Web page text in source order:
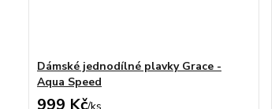
Dámské jednodílné plavky Grace -
Aqua Speed
999 Kč